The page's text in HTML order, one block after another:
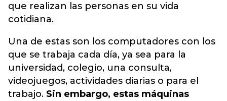
que realizan las personas en su vida
cotidiana.
Una de estas son los computadores con los
que se trabaja cada día, ya sea para la
universidad, colegio, una consulta,
videojuegos, actividades diarias o para el
trabajo. Sin embargo, estas máquinas